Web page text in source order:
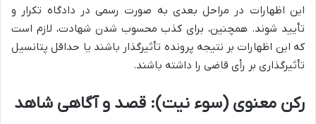
این اظهارات در مراحل بعدی به صورت رسمی در دادگاه تکرار و
تأیید شوند. همچنین، برای کذب محسوب شدن شهادت، لازم است
که این اظهارات بر نتیجه پرونده تأثیرگذار باشند یا حداقل پتانسیل
تأثیرگذاری بر رأی قاضی را داشته باشند.
رکن معنوی (سوء نیت): قصد و آگاهی شاهد